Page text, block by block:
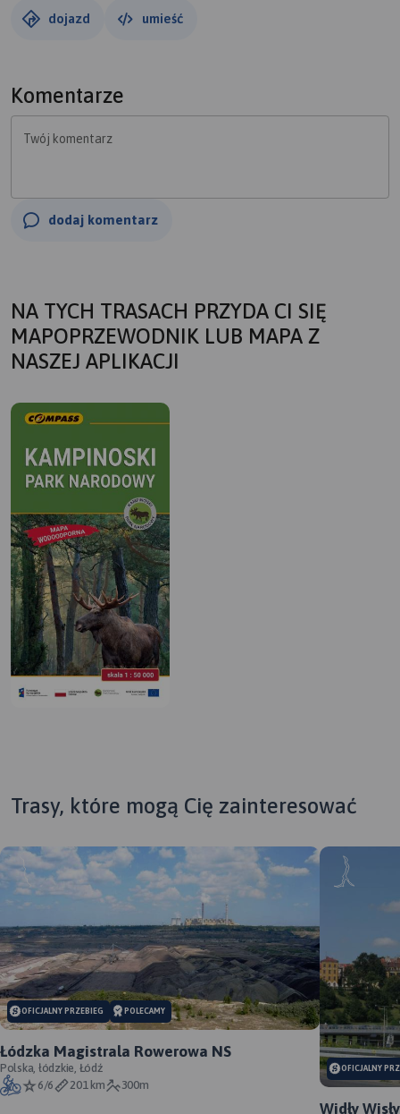
dojazd umieść
Komentarze
Twój komentarz
dodaj komentarz
NA TYCH TRASACH PRZYDA CI SIĘ
MAPOPRZEWODNIK LUB MAPA Z
NASZEJ APLIKACJI
MAPA TURYSTYCZNA W
Mapa Kampinoskiego Parku
Narodowego obejmuje cały
Trasy, które mogą Cię zainteresować
OFICJALNY PRZEBIEG POLECAMY
Łódzka Magistrala Rowerowa NS
Polska, łódzkie, Łódź
6/6
201 km 300m
OFICJALNY
Widły